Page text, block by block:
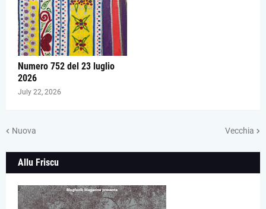
Numero 752 del 23 luglio
2026
July 22, 2026
Nuova Vecchia
Allu Friscu